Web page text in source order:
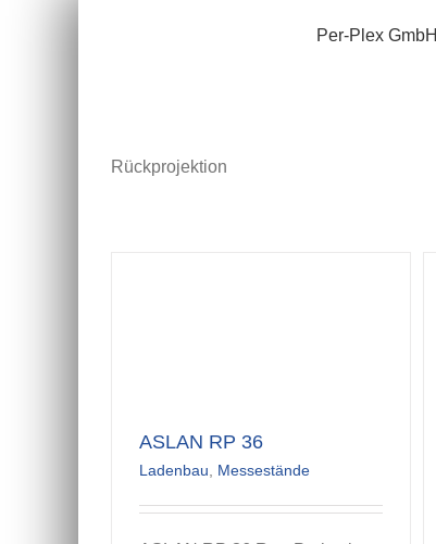
Per-Plex GmbH
Rückprojektion
ASLAN RP 36
Ladenbau Messestände